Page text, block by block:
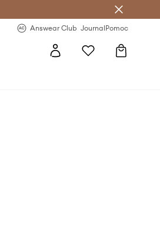
Answear Club JournalPomoc